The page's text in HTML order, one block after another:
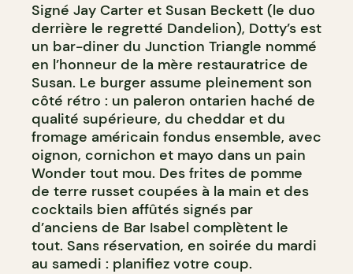
Signé Jay Carter et Susan Beckett (le duo
derrière le regretté Dandelion), Dotty’s est
un bar-diner du Junction Triangle nommé
en l’honneur de la mère restauratrice de
Susan. Le burger assume pleinement son
côté rétro : un paleron ontarien haché de
qualité supérieure, du cheddar et du
fromage américain fondus ensemble, avec
oignon, cornichon et mayo dans un pain
Wonder tout mou. Des frites de pomme
de terre russet coupées à la main et des
cocktails bien affûtés signés par
d’anciens de Bar Isabel complètent le
tout. Sans réservation, en soirée du mardi
au samedi : planifiez votre coup.